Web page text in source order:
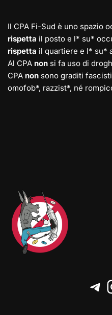
Il CPA Fi-Sud è uno spazio
rispetta il posto e l* su*
rispetta il quartiere e l* su*
Al CPA non si fa uso di
CPA non sono graditi
omofob*, razzist*, né